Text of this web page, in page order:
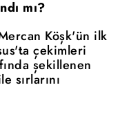
mı?
Köşk'ün ilk
çekimleri
şekillenen
sırlarını